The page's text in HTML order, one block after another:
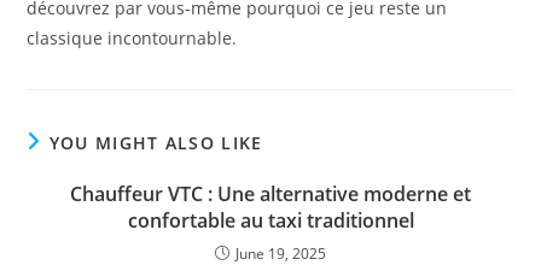
découvrez par vous-même pourquoi ce jeu reste un
classique incontournable.
YOU MIGHT ALSO LIKE
Chauffeur VTC : Une alternative moderne et
confortable au taxi traditionnel
June 19, 2025